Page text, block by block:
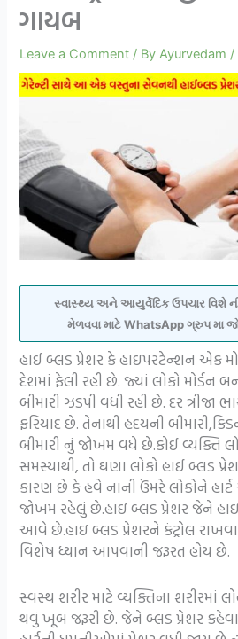
ગાયબ
Leave a Comment / By Ayurvedam /
સ્વાસ્થ્ય અને આયુર્વેદિક ઉપચાર વિશે ની
મેળવવા માટે WhatsApp ગ્રુપ મા
હાઈ બ્લડ પ્રેશર કે હાઇપરટેન્શન એક
દેશમાં ફેલી રહી છે. જ્યાં લોકો મોર્ડન
બીમારી ઝડપી વધી રહી છે. દર ત્રીજા
ફરિયાદ છે. તેનાથી હદયની
બીમારી નું જોખમ વધે છે.કોઈ વ્યક્તિ
સમસ્યાથી, તો ઘણા લોકો હાઈ બ્લડ
કારણ છે કે હવે નાની ઉંમરે લોકોને
જોખમ રહેલું છે.હાઇ બ્લડ પ્રેશર જેને
આવે છે.હાઇ બ્લડ પ્રેશરને કંટ્રોલ
વિશેષ ધ્યાન આપવાની જરૂરત હોય છે.
સ્વસ્થ શરીર માટે વ્યક્તિના શરીરમાં
થવું ખૂબ જરૂરી છે. જેને બ્લડ પ્રેશર